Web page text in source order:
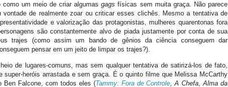
como um meio de criar algumasgags físicas sem muita graça. Não parece
vontade de realmente zoar ou criticar esses clichês. Mesmo a tentativa de
e valorização das protagonistas, mulheres quarentonas fora
são constantemente alvo de piada justamente por conta de sua
trajes (como assim um bando de gênios da ciência conseguem dar
pensar em um jeito de limpar os trajes?).
de lugares-comuns, mas sem qualquer tentativa de satirizá-los de fato,
super-heróis arrastada e sem graça. É o quinto filme que Melissa McCarthy
Ben Falcone, com todos eles (Tammy: Fora de Controle ,A Chefa ,Alma da